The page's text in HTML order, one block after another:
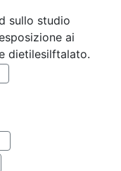
sullo studio
ai
dietilesilftalato.